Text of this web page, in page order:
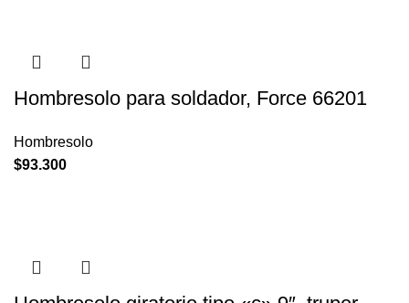
Hombresolo para soldador, Force 66201
Hombresolo
$93.300